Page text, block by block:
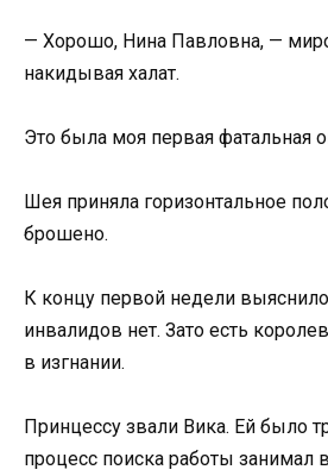
— Хорошо, Нина Павловна, —
накидывая халат.
Это была моя первая фатальная
Шея приняла горизонтальное
брошено.
К концу первой недели
инвалидов нет. Зато есть
в изгнании.
Принцессу звали Вика. Ей было
процесс поиска работы занимал